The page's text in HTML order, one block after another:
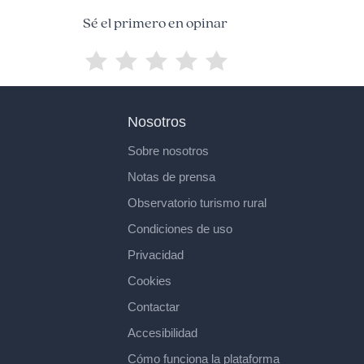
Sé el primero en opinar
Nosotros
Sobre nosotros
Notas de prensa
Observatorio turismo rural
Condiciones de uso
Privacidad
Cookies
Contactar
Accesibilidad
Cómo funciona la plataforma